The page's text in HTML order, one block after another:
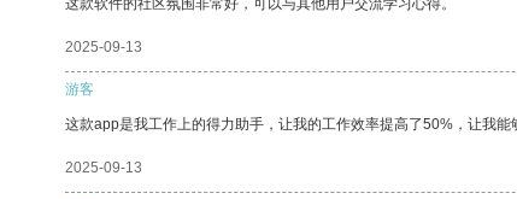
这款软件的社区氛围非常好，可以与其他用户交流学习心得。
2025-09-13
游客
这款app是我工作上的得力助手，让我的工作效率提高了50%，让我能
2025-09-13